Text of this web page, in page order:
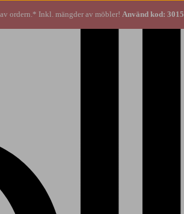
ordern.* Inkl. mängder av möbler! Använd kod: 3015